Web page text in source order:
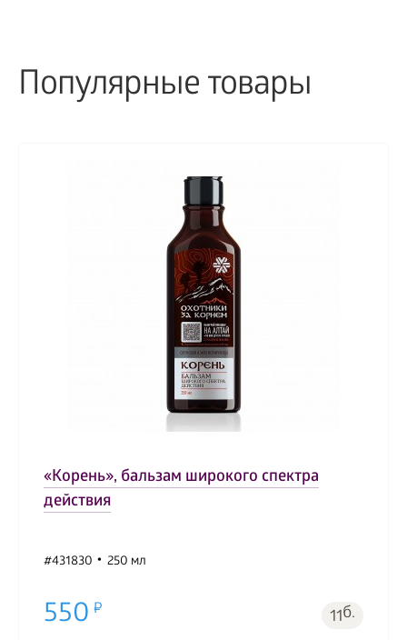
Популярные товары
«Корень», бальзам широкого спектра
действия
#431830 250 мл
550 11б.